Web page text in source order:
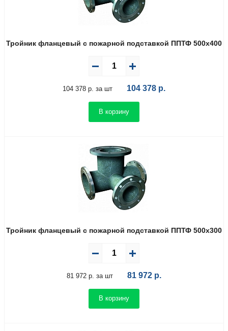
Тройник фланцевый с пожарной подставкой ППТФ 500х400
104 378 р. за шт 104 378 р.
В корзину
Тройник фланцевый с пожарной подставкой ППТФ 500х300
81 972 р. за шт 81 972 р.
В корзину